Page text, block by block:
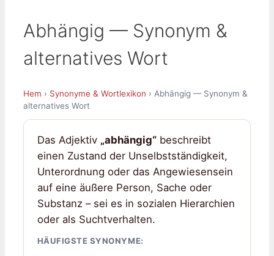
Abhängig — Synonym &
alternatives Wort
Hem › Synonyme & Wortlexikon › Abhängig — Synonym &
alternatives Wort
Das Adjektiv „abhängig“beschreibt
einen Zustand der Unselbstständigkeit,
Unterordnung oder das Angewiesensein
auf eine äußere Person, Sache oder
Substanz – sei es in sozialen Hierarchien
oder als Suchtverhalten.
HÄUFIGSTE SYNONYME: